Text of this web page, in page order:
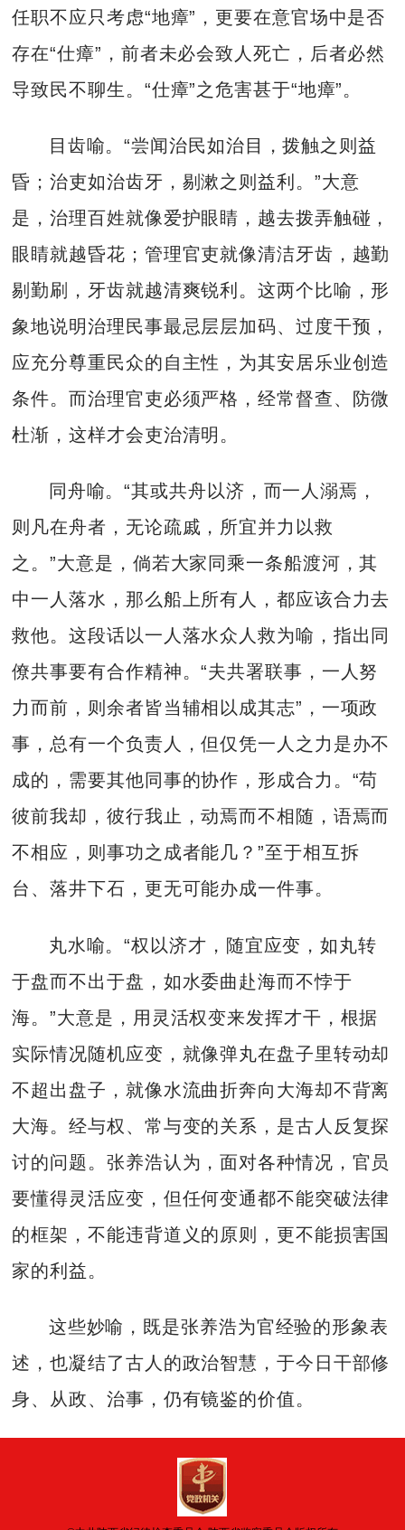
任职不应只考虑“地瘴”，更要在意官场中是否
存在“仕瘴”，前者未必会致人死亡，后者必然
导致民不聊生。“仕瘴”之危害甚于“地瘴”。
目齿喻。“尝闻治民如治目，拨触之则益
昏；治吏如治齿牙，剔漱之则益利。”大意
是，治理百姓就像爱护眼睛，越去拨弄触碰，
眼睛就越昏花；管理官吏就像清洁牙齿，越勤
剔勤刷，牙齿就越清爽锐利。这两个比喻，形
象地说明治理民事最忌层层加码、过度干预，
应充分尊重民众的自主性，为其安居乐业创造
条件。而治理官吏必须严格，经常督查、防微
杜渐，这样才会吏治清明。
同舟喻。“其或共舟以济，而一人溺焉，
则凡在舟者，无论疏戚，所宜并力以救
之。”大意是，倘若大家同乘一条船渡河，其
中一人落水，那么船上所有人，都应该合力去
救他。这段话以一人落水众人救为喻，指出同
僚共事要有合作精神。“夫共署联事，一人努
力而前，则余者皆当辅相以成其志”，一项政
事，总有一个负责人，但仅凭一人之力是办不
成的，需要其他同事的协作，形成合力。“苟
彼前我却，彼行我止，动焉而不相随，语焉而
不相应，则事功之成者能几？”至于相互拆
台、落井下石，更无可能办成一件事。
丸水喻。“权以济才，随宜应变，如丸转
于盘而不出于盘，如水委曲赴海而不悖于
海。”大意是，用灵活权变来发挥才干，根据
实际情况随机应变，就像弹丸在盘子里转动却
不超出盘子，就像水流曲折奔向大海却不背离
大海。经与权、常与变的关系，是古人反复探
讨的问题。张养浩认为，面对各种情况，官员
要懂得灵活应变，但任何变通都不能突破法律
的框架，不能违背道义的原则，更不能损害国
家的利益。
这些妙喻，既是张养浩为官经验的形象表
述，也凝结了古人的政治智慧，于今日干部修
身、从政、治事，仍有镜鉴的价值。